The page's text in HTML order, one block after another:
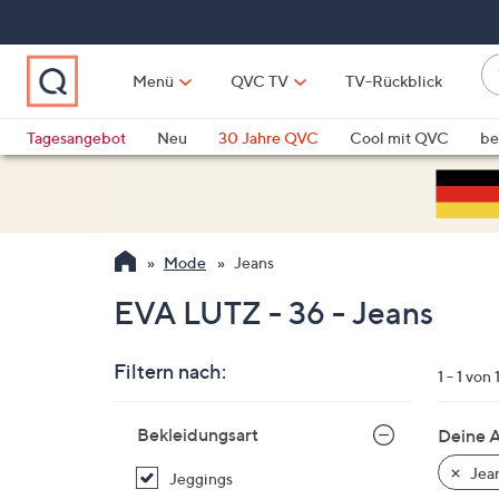
springen
Menü QVC TV TV-Rückblick
Tagesangebot
Neu 30 Jahre QVC Cool mit QVC
Mode Jeans
EVA LUTZ - 36 - Jeans
Filtern nach:
Produktliste
Bekleidungsart
Jeggings
1 - 1 von 1
Deine